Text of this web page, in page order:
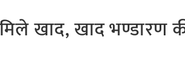
खाद, खाद भण्डारण